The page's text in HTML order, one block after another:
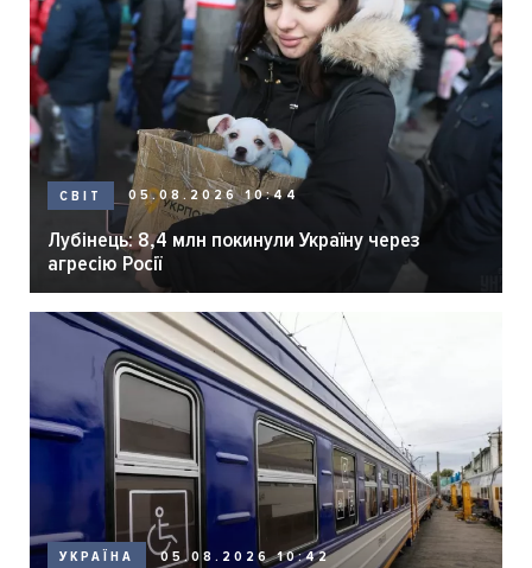
СВІТ 05.08.2026 10:44
Лубінець: 8,4 млн покинули Україну через
агресію Росії
УКРАЇНА 05.08.2026 10:42